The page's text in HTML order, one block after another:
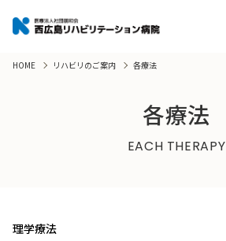
HOME リハビリのご案内 各療法
各療法
EACH THERAPY
理学療法